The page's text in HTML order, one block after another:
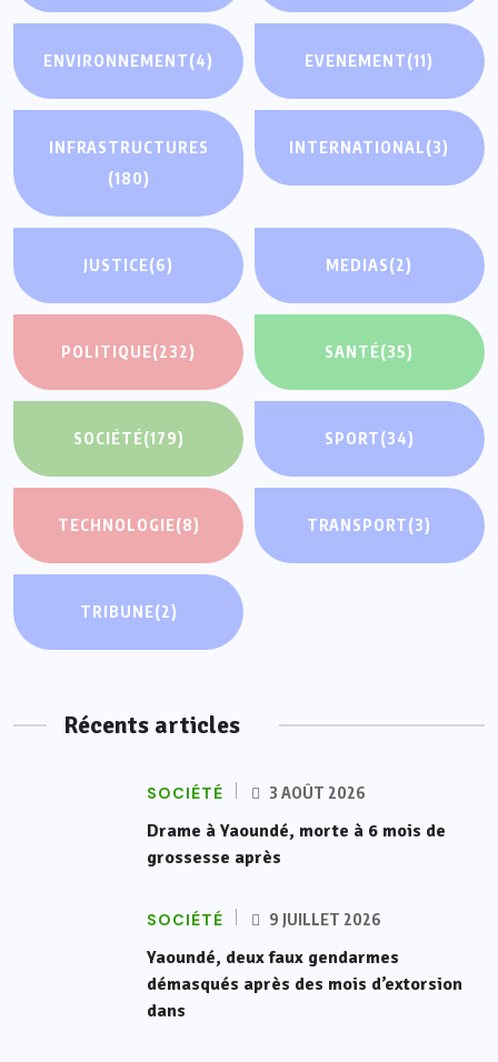
ENVIRONNEMENT(4) EVENEMENT(11)
INFRASTRUCTURES
(180)
INTERNATIONAL(3)
JUSTICE(6) MEDIAS(2)
POLITIQUE(232) SANTÉ(35)
SOCIÉTÉ(179) SPORT(34)
TECHNOLOGIE(8) TRANSPORT(3)
TRIBUNE(2)
Récents articles
SOCIÉTÉ 3 AOÛT 2026
Drame à Yaoundé, morte à 6 mois de
grossesse après
SOCIÉTÉ 9 JUILLET 2026
Yaoundé, deux faux gendarmes
démasqués après des mois d’extorsion
dans